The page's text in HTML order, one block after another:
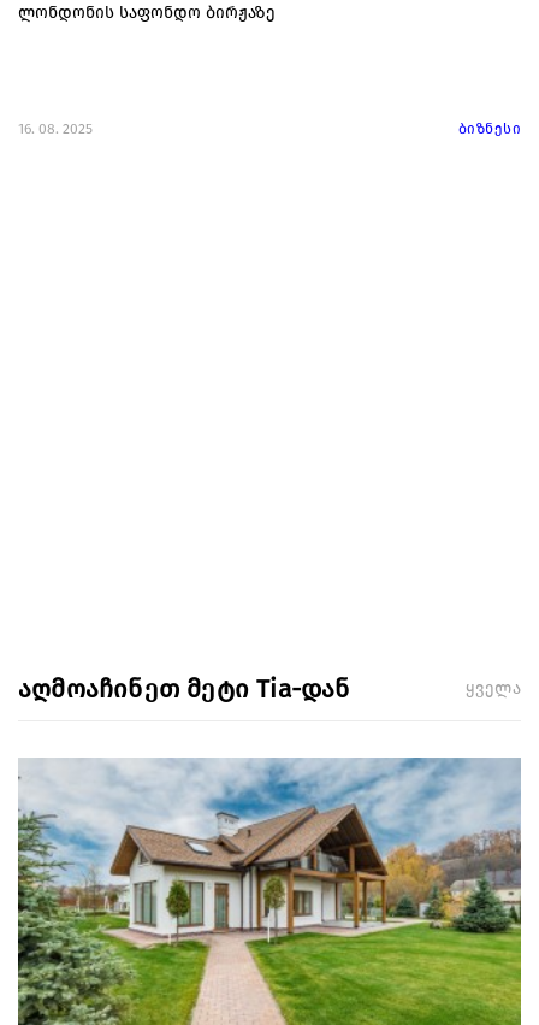
ლონდონის საფონდო ბირჟაზე
16. 08. 2025 ბიზნესი
აღმოაჩინეთ მეტი Tia-დან ყველა